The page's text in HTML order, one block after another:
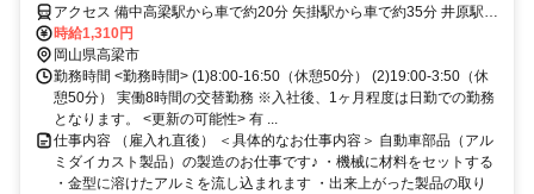
アクセス 備中高梁駅から車で約20分 矢掛駅から車で約35分 井原駅か
ら車で約35分
時給1,310円
岡山県高梁市
勤務時間 <勤務時間> (1)8:00-16:50（休憩50分） (2)19:00-3:50（休
憩50分） 実働8時間の交替勤務 ※入社後、1ヶ月程度は日勤での勤務
となります。 <更新の可能性> 有 ...
仕事内容 （雇入れ直後） ＜具体的なお仕事内容＞ 自動車部品（アル
ミダイカスト製品）の製造のお仕事です♪ ・機械に材料をセットする
・金型に溶けたアルミを流し込まれます ・出来上がった製品の取り